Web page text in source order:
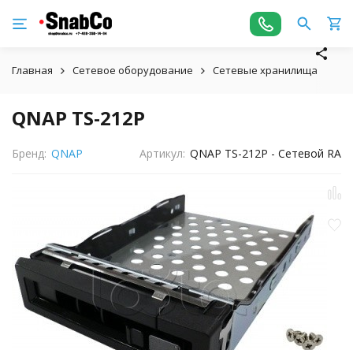
Главная Сетевое оборудование Сетевые хранилища
QNAP TS-212P
Бренд: QNAP Артикул: QNAP TS-212P - Сетевой RA